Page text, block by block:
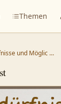
Themen
und Möglic …